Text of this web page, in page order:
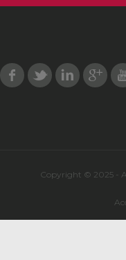
FacebookTwitterLinkedIn
Copyright © 2025 -